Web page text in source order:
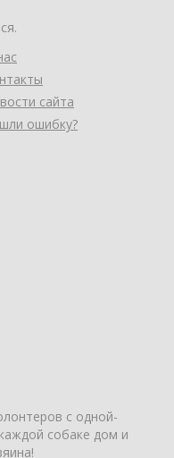
сайта
ошибку?
с одной-
собаке дом и